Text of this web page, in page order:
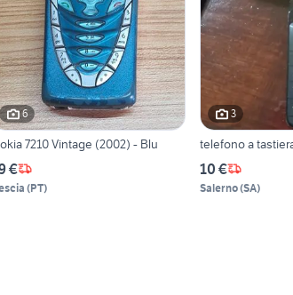
6
7210 Vintage (2002) - Blu
€
(PT)
3
telefono a
10 €
Salerno(SA)